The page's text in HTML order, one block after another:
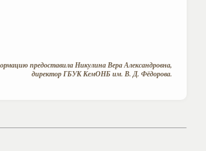
предоставила Никулина Вера Александровна,
директор ГБУК КемОНБ им. В. Д. Фёдорова.